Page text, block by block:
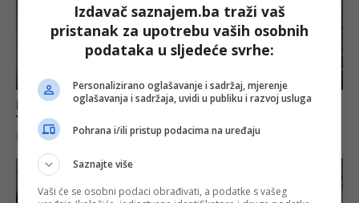
Izdavač saznajem.ba traži vaš
pristanak za upotrebu vaših osobnih
podataka u sljedeće svrhe:
Personalizirano oglašavanje i sadržaj, mjerenje
oglašavanja i sadržaja, uvidi u publiku i razvoj usluga
Pohrana i/ili pristup podacima na uređaju
Saznajte više
Vaši će se osobni podaci obrađivati, a podatke s vašeg